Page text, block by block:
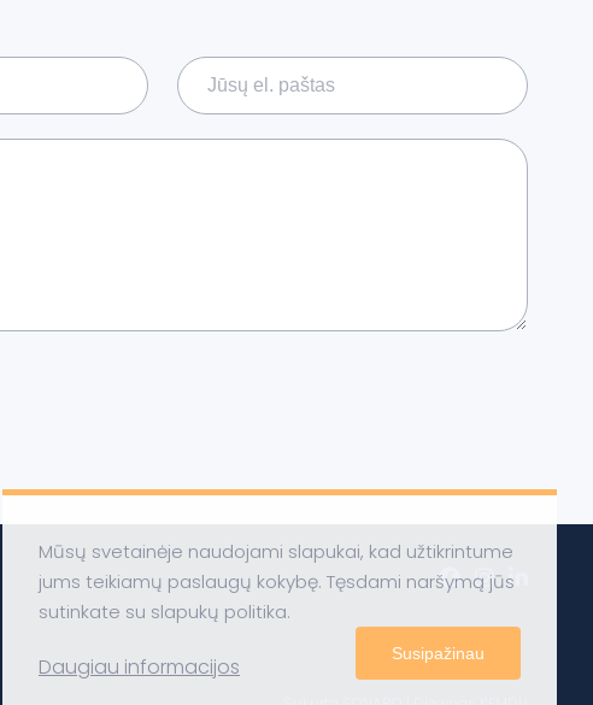
Mūsų svetainėje naudojami slapukai, kad užtikrintume
jums teikiamų paslaugų kokybę. Tęsdami naršymą jūs
sutinkate su slapukų politika.
Daugiau informacijos Susipažinau